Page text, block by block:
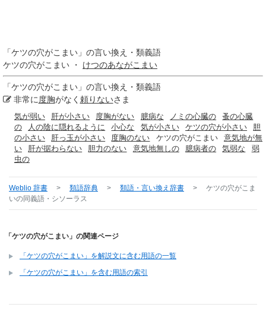
「ケツの穴がこまい 」の言い換え・類義語
ケツの穴がこまい ・ けつのあながこまい
「ケツの穴がこまい 」の言い換え・類義語
非常に 度胸がなく 頼りないさま
気が弱い 肝が小さい 度胸がない 臆病な ノミの心臓の
蚤の心臓
の
人の陰に隠れるように 小心な 気が小さい ケツの穴が小さい
胆
の小さい
肝っ玉が小さい 度胸のない ケツの穴がこまい
意気地が無
い
肝が据わらない 胆力のない 意気地無しの 臆病者の 気弱な
弱
虫の
Weblio 辞書 > 類語辞典 > 類語・言い換え辞書 >
ケツの穴がこま
いの同義語・シソーラス
「ケツの穴がこまい」の関連ページ
「ケツの穴がこまい」を解説文に含む用語の一覧
「ケツの穴がこまい」を含む用語の索引